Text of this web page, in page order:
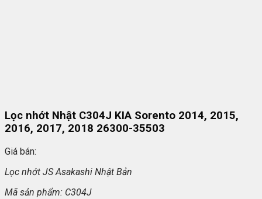
Lọc nhớt Nhật C304J KIA Sorento 2014, 2015,
2016, 2017, 2018 26300-35503
Giá bán:
Lọc nhớt JS Asakashi Nhật Bản
Mã sản phẩm: C304J